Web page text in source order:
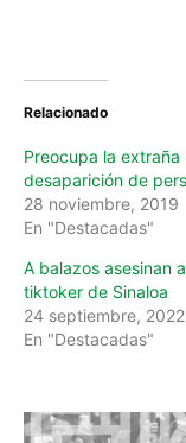
g
Relacionado
Preocupa la extraña
desaparición de
28 noviembre, 2019
En "Destacadas"
A balazos asesinan a
tiktoker de Sinaloa
24 septiembre, 2022
En "Destacadas"